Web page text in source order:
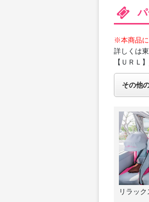
※本商品に
詳しくは
【ＵＲＬ】
その他
リラック